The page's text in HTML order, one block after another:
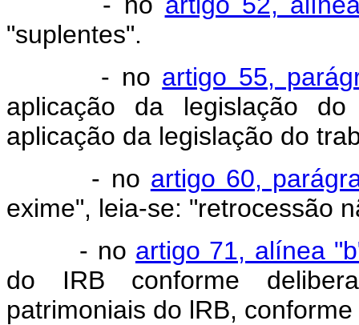
"suplentes".
- no artigo 55,
aplicação da legislação
aplicação da legislação do
- no artigo 60,
exime", leia-se: "retrocessão
- no artigo 71, alínea
do IRB conforme
patrimoniais do lRB,